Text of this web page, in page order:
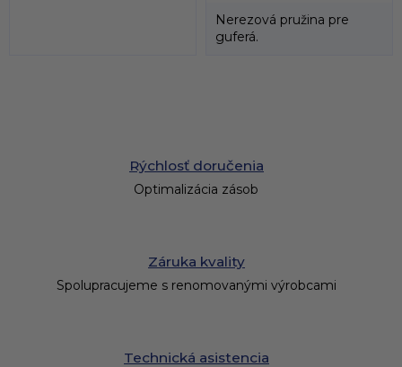
Nerezová pružina pre
guferá.
Rýchlosť doručenia
Optimalizácia zásob
Záruka kvality
Spolupracujeme s renomovanými výrobcami
Technická asistencia